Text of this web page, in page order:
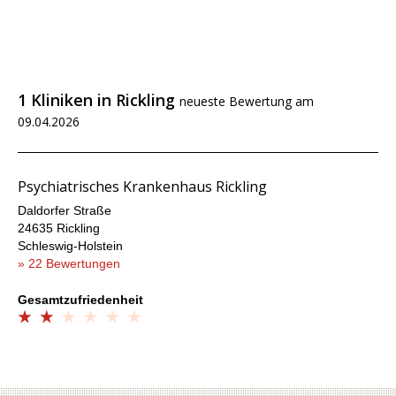
1 Kliniken in Rickling neueste Bewertung am
09.04.2026
Psychiatrisches Krankenhaus Rickling
Daldorfer Straße
24635 Rickling
Schleswig-Holstein
» 22 Bewertungen
Gesamtzufriedenheit